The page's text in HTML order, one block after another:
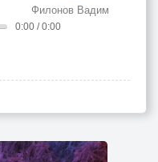
Филонов Вадим
0:00 / 0:00